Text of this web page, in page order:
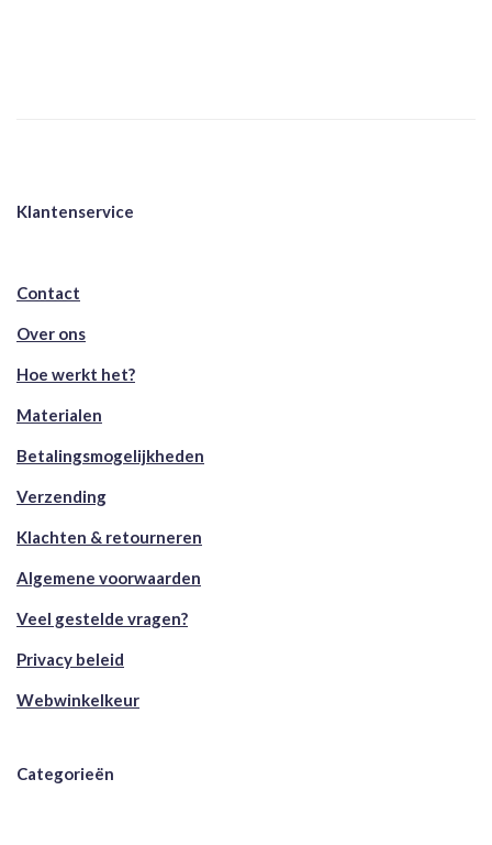
Klantenservice
Contact
Over ons
Hoe werkt het?
Materialen
Betalingsmogelijkheden
Verzending
Klachten & retourneren
Algemene voorwaarden
Veel gestelde vragen?
Privacy beleid
Webwinkelkeur
Categorieën